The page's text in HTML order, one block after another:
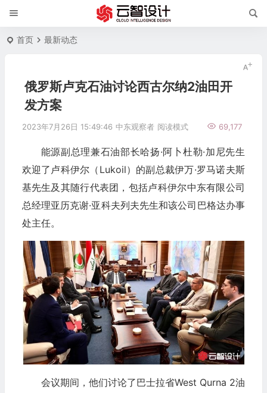
首页 最新动态
俄罗斯卢克石油讨论西古尔纳2油田开
发方案
2023年7月26日 15:49:46 中东观察者 69,177
阅读模式
能源副总理兼石油部长哈扬·阿卜杜勒·加尼先生
欢迎了卢科伊尔（Lukoil）的副总裁伊万·罗马诺夫斯
基先生及其随行代表团，包括卢科伊尔中东有限公司
总经理亚历克谢·亚科夫列夫先生和该公司巴格达办事
处主任。
会议期间，他们讨论了巴士拉省West Qurna 2油